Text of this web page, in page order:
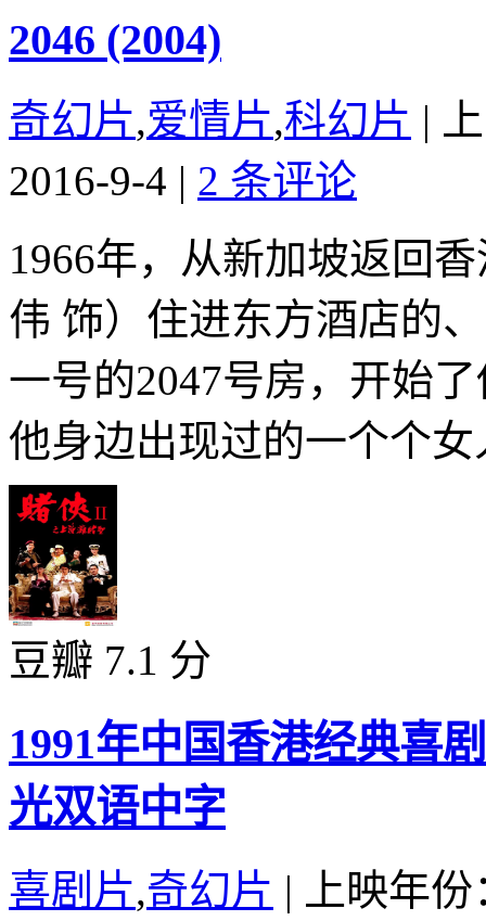
2046 (2004)
奇幻片,爱情片,科幻片 |
2016-9-4 | 2 条评论
1966年，从新加坡返回
伟 饰）住进东方酒店的
一号的2047号房，开始
他身边出现过的一个个
豆瓣 7.1 分
1991年中国香港经典喜
光双语中字
喜剧片,奇幻片 | 上映年